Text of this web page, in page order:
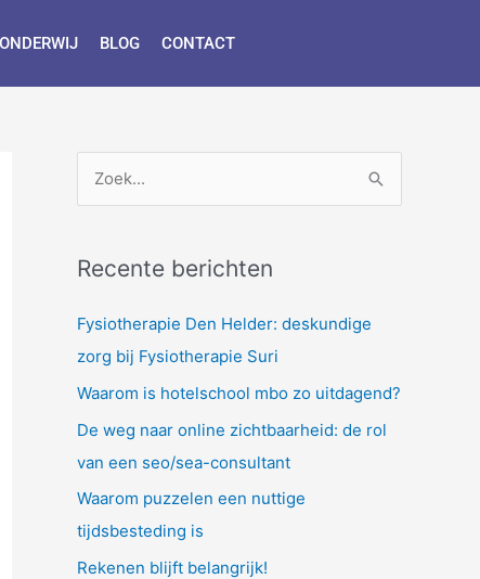
BLOG CONTACT
k
n
:
Recente berichten
Fysiotherapie Den Helder: deskundige
zorg bij Fysiotherapie Suri
Waarom is hotelschool mbo zo uitdagend?
De weg naar online zichtbaarheid: de rol
van een seo/sea-consultant
Waarom puzzelen een nuttige
tijdsbesteding is
Rekenen blijft belangrijk!